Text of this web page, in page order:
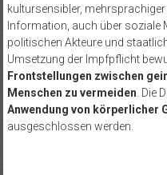
kultursensibler,
Information, auch über soziale
politischen Akteure und
Umsetzung der Impfpflicht
Frontstellungen zwischen
Menschen zu vermeiden. Die
Anwendung von körperlicher
ausgeschlossen werden.